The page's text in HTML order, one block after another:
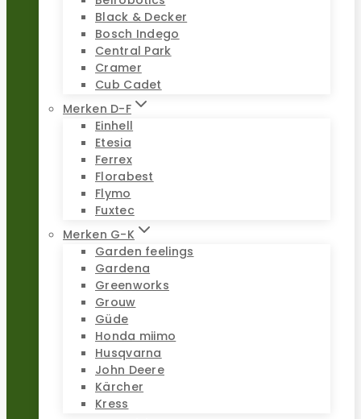
Black & Decker
Bosch Indego
Central Park
Cramer
Cub Cadet
Merken D-F
Einhell
Etesia
Ferrex
Florabest
Flymo
Fuxtec
Merken G-K
Garden feelings
Gardena
Greenworks
Grouw
Güde
Honda miimo
Husqvarna
John Deere
Kärcher
Kress